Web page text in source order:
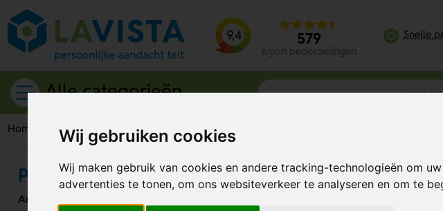
Wij gebruiken cookies
Wij maken gebruik van cookies en andere tracking-technologieën om
advertenties te tonen, om ons websiteverkeer te analyseren en om te
9,4 579
kiyoh beoordelingen
Snelle
Alle categorieën
Home Per materiaal Papieren draagtas
Papieren tas wit en bruin 180x70x220 mm
Artikelnummer: